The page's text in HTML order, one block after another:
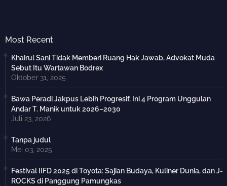
Most Recent
Khairul Sani Tidak Memberi Ruang Hak Jawab, Advokat Muda
Sebut Itu Wartawan Bodrex
Oktober 31, 2025
Bawa Peradi Jakpus Lebih Progresif, Ini 4 Program Unggulan
Andar T. Manik untuk 2026–2030
Juli 23, 2026
Tanpa judul
Mei 03, 2025
Festival IIFD 2025 di Toyota: Sajian Budaya, Kuliner Dunia, dan J-
ROCKS di Panggung Pamungkas